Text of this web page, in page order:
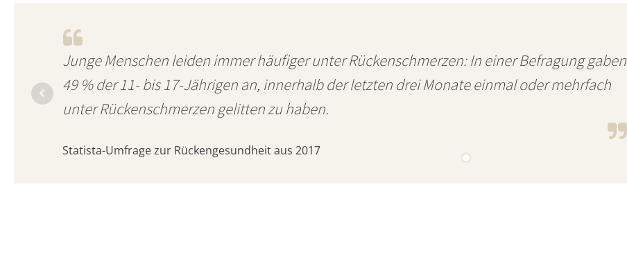
Junge Menschen leiden immer häufiger unter Rückenschmerzen: In einer Befragung gaben
49 % der 11- bis 17-Jährigen an, innerhalb der letzten drei Monate einmal oder mehrfach
unter Rückenschmerzen gelitten zu haben.
Statista-Umfrage zur Rückengesundheit aus 2017